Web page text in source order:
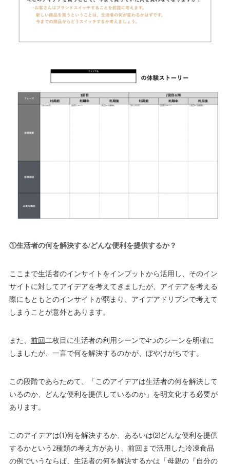
①生活者の何を解決する/どんな便利を提供するか？
ここまで生活者のインサイトをインプットから活用し、そのイン
サイトに対してアイデアを考えてきましたが、アイデアを考える
際にもともとのインサイトが弱まり、アイデアドリブンで考えて
しまうことが意外とあります。
また、 前回二枚目に生活者の利用シーンで4つのシーンを明確に
しましたが、一言で何を解決するのかが、ぼやけがちです。
この段階であらためて、「このアイデアは生活者の何を解決して
いるのか、どんな便利を提供しているのか」を明文化する必要が
あります。
このアイデアは⑴何を解決するか、あるいは⑵どんな便利を提供
するかという2種類の考え方があり、前回まで活用した冷凍食品
の例でいうならば、生活者の何を解決するかは「母親の『自分の